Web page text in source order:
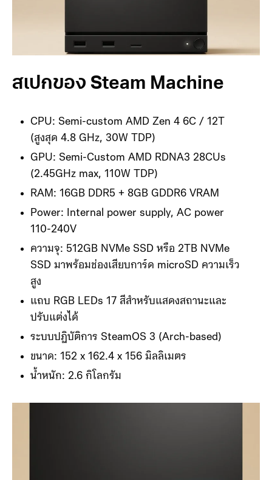
สเปกของ Steam Machine
CPU: Semi-custom AMD Zen 4 6C / 12T
(สูงสุด 4.8 GHz, 30W TDP)
GPU: Semi-Custom AMD RDNA3 28CUs
(2.45GHz max, 110W TDP)
RAM: 16GB DDR5 + 8GB GDDR6 VRAM
Power: Internal power supply, AC power
110-240V
ความจุ: 512GB NVMe SSD หรือ 2TB NVMe
SSD มาพร้อมช่องเสียบการ์ด microSD ความเร็ว
สูง
แถบ RGB LEDs 17 สีสำหรับแสดงสถานะและ
ปรับแต่งได้
ระบบปฏิบัติการ SteamOS 3 (Arch-based)
ขนาด: 152 x 162.4 x 156 มิลลิเมตร
น้ำหนัก: 2.6 กิโลกรัม